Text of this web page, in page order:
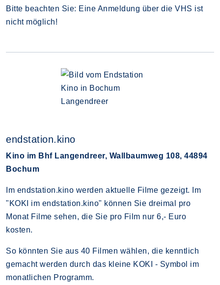
Bitte beachten Sie: Eine Anmeldung über die VHS ist
nicht möglich!
endstation.kino
Kino im Bhf Langendreer, Wallbaumweg 108, 44894
Bochum
Im endstation.kino werden aktuelle Filme gezeigt. Im
"KOKI im endstation.kino" können Sie dreimal pro
Monat Filme sehen, die Sie pro Film nur 6,- Euro
kosten.
So könnten Sie aus 40 Filmen wählen, die kenntlich
gemacht werden durch das kleine KOKI - Symbol im
monatlichen Programm.